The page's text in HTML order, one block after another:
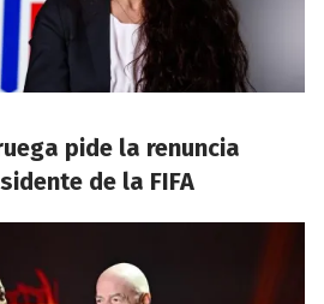
pide la renuncia
de la FIFA